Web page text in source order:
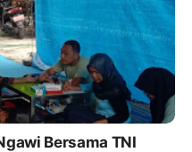
Bersama TNI